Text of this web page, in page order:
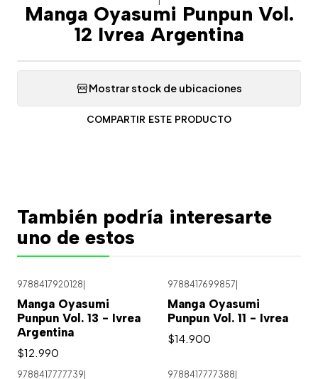
Manga Oyasumi Punpun Vol.
12 Ivrea Argentina
Mostrar stock de ubicaciones
COMPARTIR ESTE PRODUCTO
También podría interesarte
uno de estos
9788417920128
Manga Oyasumi
Punpun Vol. 13 - Ivrea
Argentina
$12.990
9788417699857
Manga Oyasumi
Punpun Vol. 11 - Ivrea
$14.900
9788417777739 9788417777388